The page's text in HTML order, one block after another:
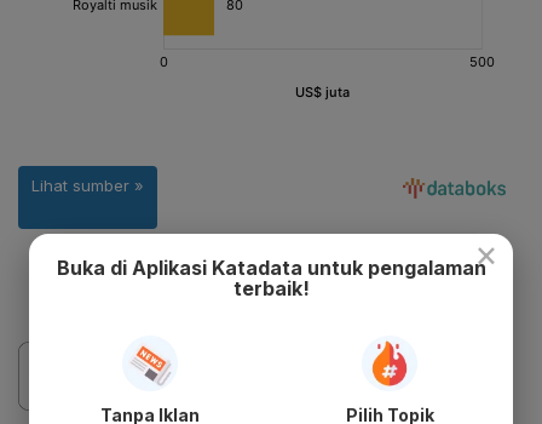
×
Buka di Aplikasi Katadata untuk pengalaman
terbaik!
Tanpa Iklan Pilih Topik